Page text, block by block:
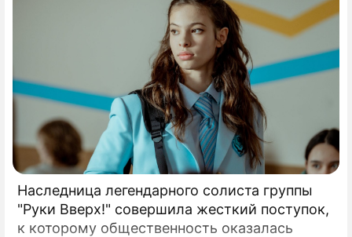
Наследница легендарного солиста группы
"Руки Вверх!" совершила жесткий поступок,
к которому общественность оказалась